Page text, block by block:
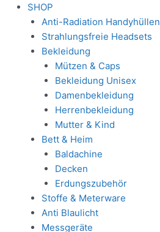
SHOP
Anti-Radiation Handyhüllen
Strahlungsfreie Headsets
Bekleidung
Mützen & Caps
Bekleidung Unisex
Damenbekleidung
Herrenbekleidung
Mutter & Kind
Bett & Heim
Baldachine
Decken
Erdungszubehör
Stoffe & Meterware
Anti Blaulicht
Messgeräte